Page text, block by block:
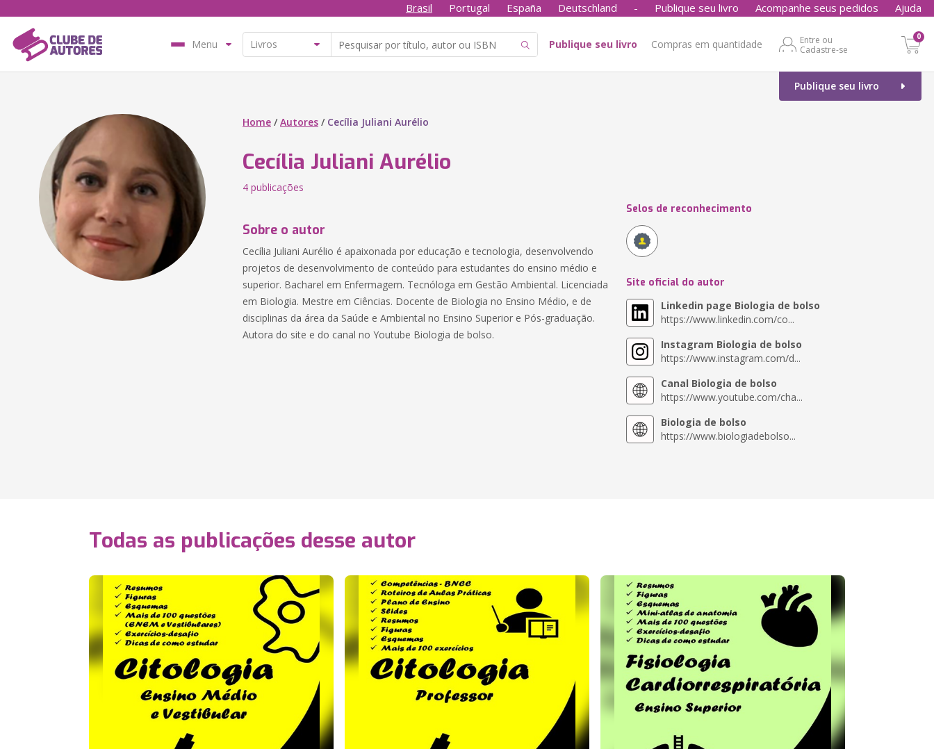
Brasil Portugal España Deutschland - Publique seu livro Acompanhe seus pedidos Ajuda
Menu Publique seu livro Compras em quantidade
Entre ou
Cadastre-se
0
Publique seu livro
Home /Autores / Cecília Juliani Aurélio
Cecília Juliani Aurélio
4 publicações
Sobre o autor
Cecília Juliani Aurélio é apaixonada por educação e tecnologia, desenvolvendo
projetos de desenvolvimento de conteúdo para estudantes do ensino médio e
superior. Bacharel em Enfermagem. Tecnóloga em Gestão Ambiental. Licenciada
em Biologia. Mestre em Ciências. Docente de Biologia no Ensino Médio, e de
disciplinas da área da Saúde e Ambiental no Ensino Superior e Pós-graduação.
Autora do site e do canal no Youtube Biologia de bolso.
Selos de reconhecimento
Site oficial do autor
Linkedin page Biologia de bolso
https://www.linkedin.com/co...
Instagram Biologia de bolso
https://www.instagram.com/d...
Canal Biologia de bolso
https://www.youtube.com/cha...
Biologia de bolso
https://www.biologiadebolso...
Todas as publicações desse autor